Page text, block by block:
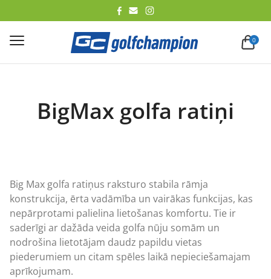
0
BigMax golfa ratiņi
Big Max golfa ratiņus raksturo stabila rāmja
konstrukcija, ērta vadāmība un vairākas funkcijas, kas
nepārprotami palielina lietošanas komfortu. Tie ir
saderīgi ar dažāda veida golfa nūju somām un
nodrošina lietotājam daudz papildu vietas
piederumiem un citam spēles laikā nepieciešamajam
aprīkojumam.